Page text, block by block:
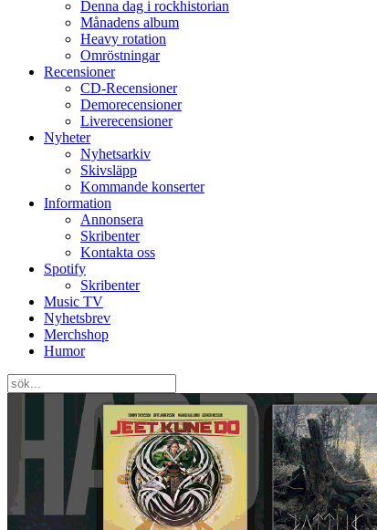
Denna dag i rockhistorian
Månadens album
Heavy rotation
Omröstningar
Recensioner
CD-Recensioner
Demorecensioner
Liverecensioner
Nyheter
Nyhetsarkiv
Skivsläpp
Kommande konserter
Information
Annonsera
Skribenter
Kontakta oss
Spotify
Skribenter
Music TV
Nyhetsbrev
Merchshop
Humor